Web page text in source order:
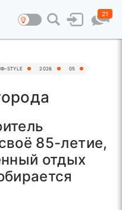
21
2026 05
85-летие,
отдых